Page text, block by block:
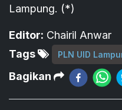
Lampung. (*)
Editor: Chairil Anwar
Tags
PLN UID
Bagikan